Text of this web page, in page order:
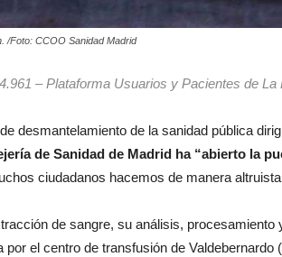
/Foto: CCOO Sanidad Madrid
–Plataforma Usuarios y Pacientes de La
desmantelamiento de la sanidad pública
de Sanidad de Madrid ha “abierto la
ciudadanos hacemos de manera
de sangre, su análisis, procesamiento
por el centro de transfusión de Valdebernardo